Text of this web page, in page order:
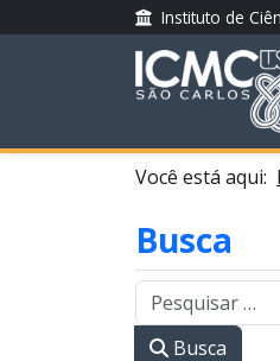
Instituto de
Você está aqui:
Busca
Busca